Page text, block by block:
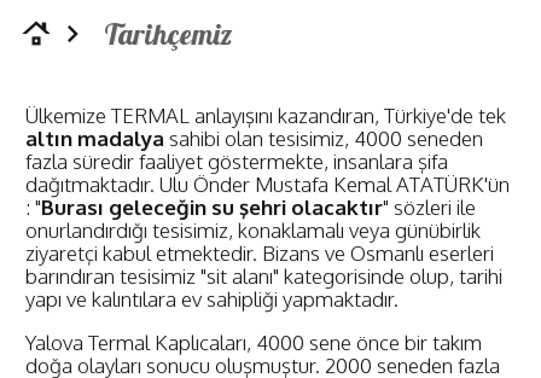
roofing navigate_next Tarihçemiz
Ülkemize TERMAL anlayışını kazandıran, Türkiye'de tek
altın madalya sahibi olan tesisimiz, 4000 seneden
fazla süredir faaliyet göstermekte, insanlara şifa
dağıtmaktadır. Ulu Önder Mustafa Kemal ATATÜRK'ün
: "Burası geleceğin su şehri olacaktır" sözleri ile
onurlandırdığı tesisimiz, konaklamalı veya günübirlik
ziyaretçi kabul etmektedir. Bizans ve Osmanlı eserleri
barındıran tesisimiz "sit alanı" kategorisinde olup, tarihi
yapı ve kalıntılara ev sahipliği yapmaktadır.
Yalova Termal Kaplıcaları, 4000 sene önce bir takım
doğa olayları sonucu oluşmuştur. 2000 seneden fazla